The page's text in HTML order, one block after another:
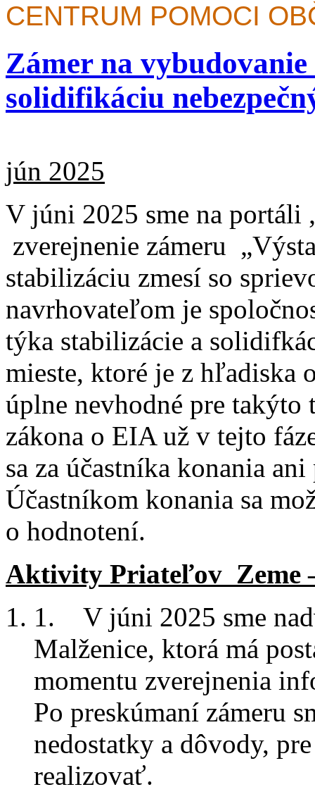
CENTRUM POMOCI
Zámer na
solidifikáciu
jún 2025
V júni 2025 sme na portáli
zverejnenie zámeru
stabilizáciu zmesí so
navrhovateľom je
týka stabilizácie a
mieste, ktoré je z hľadiska
úplne nevhodné pre takýto
zákona o EIA už v tejto
sa za účastníka konania
Účastníkom konania sa
o hodnotení.
Aktivity Priateľov Zeme
1. V júni 2025 sme
Malženice, ktorá má
momentu zverejnenia
Po preskúmaní zámeru
nedostatky a dôvody,
realizovať.